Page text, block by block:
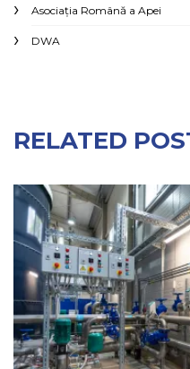
Asociaţia Română a Apei
DWA
RELATED